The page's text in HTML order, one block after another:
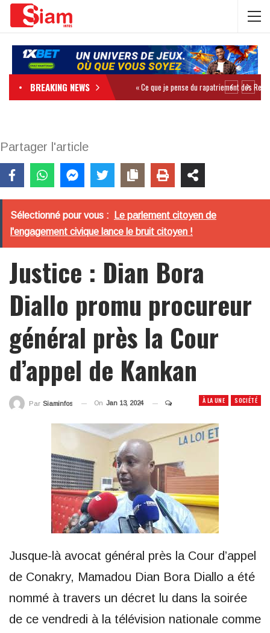
BREAKING NEWS
Partager l'article
Sélectionné pour vous :
Le parlement citoyen de
l'engagement civique lance le bruit citoyen !
Justice : Dian Bora
Diallo promu procureur
général près la Cour
d’appel de Kankan
À LA UNE SOCIÉTÉ
Par Siaminfos On Jan 13, 2024
Jusque-là avocat général près la Cour d’appel
de Conakry, Mamadou Dian Bora Diallo a été
nommé à travers un décret lu dans la soirée
de ce vendredi à la télévision nationale comme